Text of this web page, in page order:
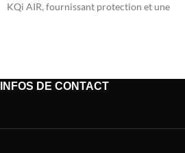
KQi AIR, fournissant protection et une
INFOS DE CONTACT